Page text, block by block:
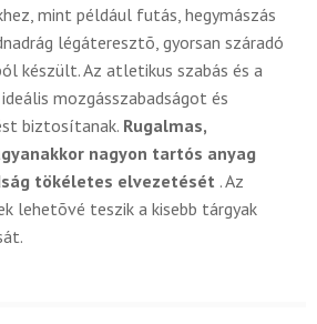
mint például futás, hegymászás
légáteresztõ, gyorsan száradó
készült. Az atletikus szabás és a
mozgásszabadságot és
biztosítanak. Rugalmas,
nagyon tartós anyag
tökéletes elvezetését . Az
lehetõvé teszik a kisebb tárgyak